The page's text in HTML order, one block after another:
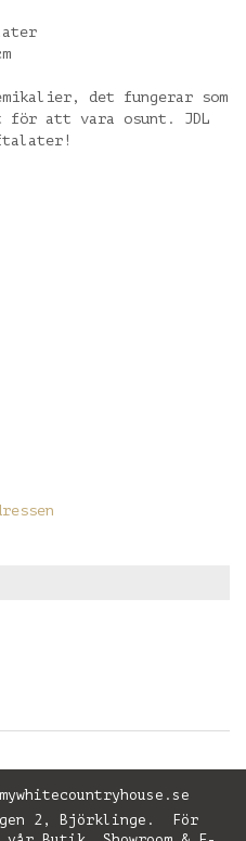
det fungerar som
för att vara osunt. JDL
2, Björklinge. För